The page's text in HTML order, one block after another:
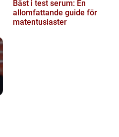
Bäst i test serum: En
allomfattande guide för
matentusiaster